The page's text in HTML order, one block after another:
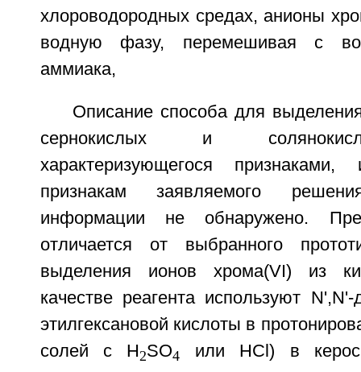
хлороводородных средах, анионы
водную фазу, перемешивая с
аммиака,
Описание способа для
сернокислых и
характеризующегося
признакам заявляемого
информации не обнаружено.
отличается от выбранного
выделения ионов хрома(VI) из
качестве реагента используют N',N'-
этилгексановой кислоты в
солей с H2SO4
или HCl) в